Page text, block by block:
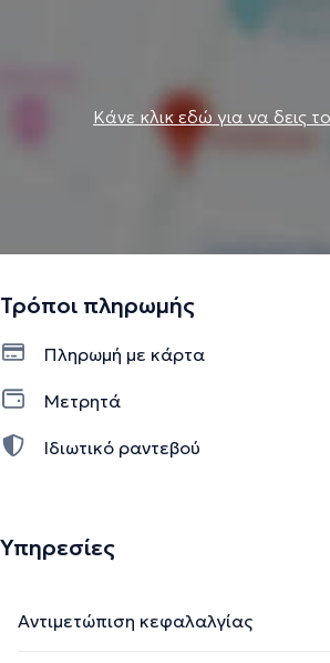
Κάνε κλικ εδώ για να δεις
Τρόποι πληρωμής
Πληρωμή με κάρτα
Μετρητά
Ιδιωτικό ραντεβού
Υπηρεσίες
Αντιμετώπιση κεφαλαλγίας